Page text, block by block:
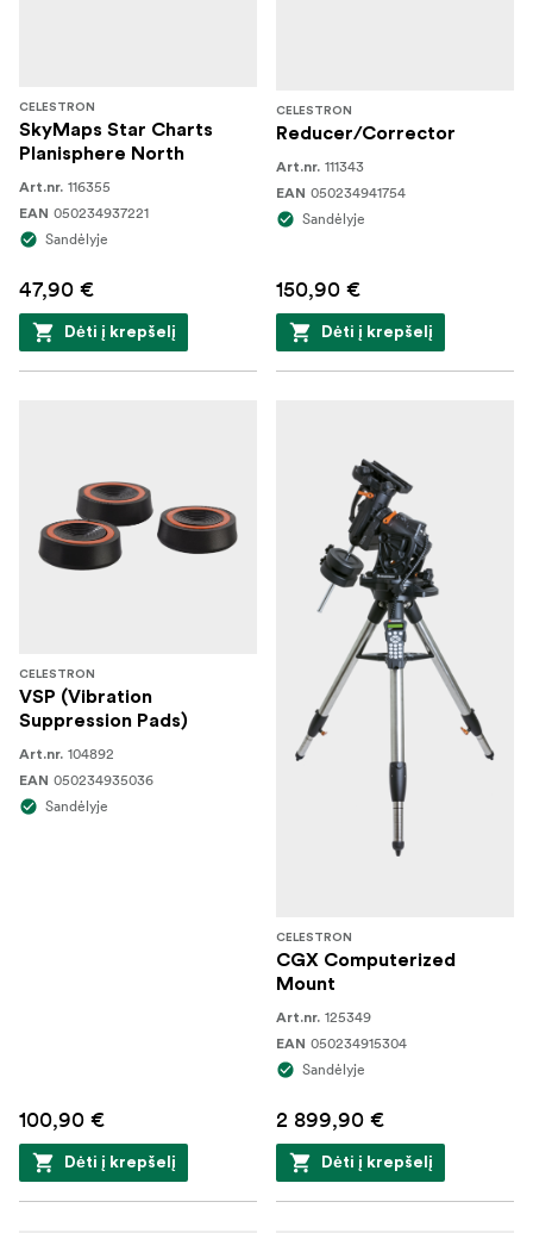
CELESTRON
SkyMaps Star Charts
Planisphere North
Art.nr. 116355
EAN 050234937221
Sandėlyje
47,90 €
Dėti į krepšelį
CELESTRON
Reducer/Corrector
Art.nr. 111343
EAN 050234941754
Sandėlyje
150,90 €
Dėti į krepšelį
CELESTRON
VSP (Vibration
Suppression Pads)
Art.nr. 104892
EAN 050234935036
Sandėlyje
100,90 €
Dėti į krepšelį
CELESTRON
CGX Computerized
Mount
Art.nr. 125349
EAN 050234915304
Sandėlyje
2 899,90 €
Dėti į krepšelį